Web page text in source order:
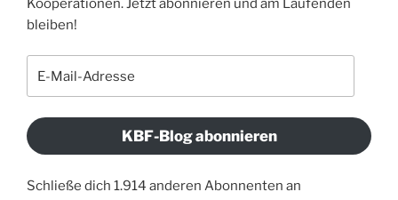
Kooperationen. Jetzt abonnieren und am Laufenden
bleiben!
Mail-
KBF-Blog abonnieren
Schließe dich 1.914 anderen Abonnenten an